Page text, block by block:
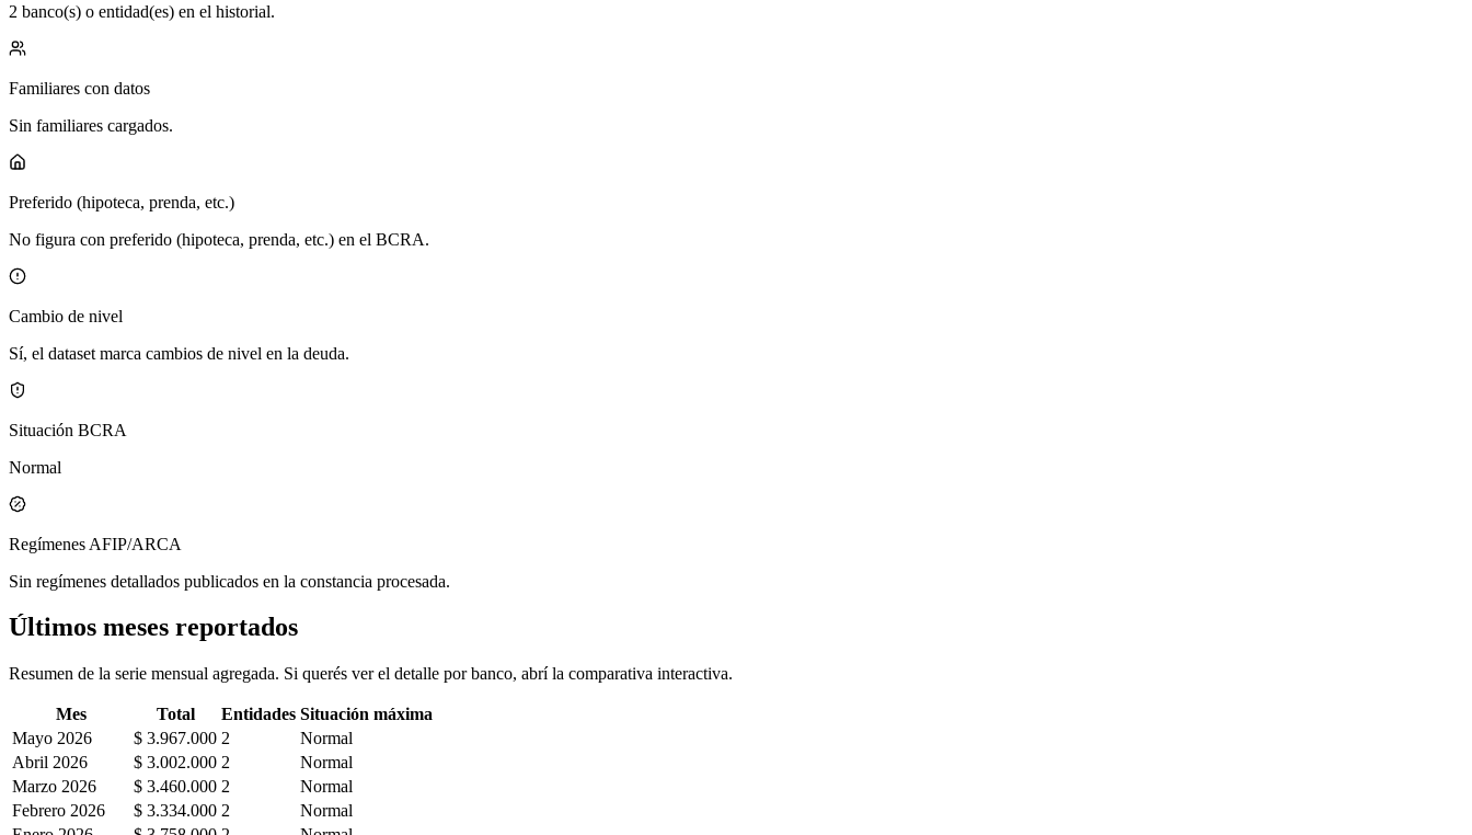
2 banco(s) o entidad(es) en el historial.
Familiares con datos
Sin familiares cargados.
Preferido (hipoteca, prenda, etc.)
No figura con preferido (hipoteca, prenda, etc.) en el BCRA.
Cambio de nivel
Sí, el dataset marca cambios de nivel en la deuda.
Situación BCRA
Normal
Regímenes AFIP/ARCA
Sin regímenes detallados publicados en la constancia procesada.
Últimos meses reportados
Resumen de la serie mensual agregada. Si querés ver el detalle por banco, abrí la comparativa interactiva.
Mes Total Entidades Situación máxima
Mayo 2026
$ 3.967.000 2
Normal
Abril 2026
$ 3.002.000 2
Normal
Marzo 2026
$ 3.460.000 2
Normal
Febrero 2026
$ 3.334.000 2
Normal